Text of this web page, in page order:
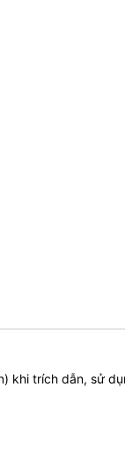
) khi trích dẫn, sử